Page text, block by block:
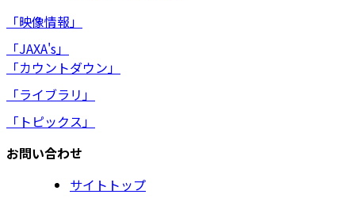
「映像情報」
「JAXA's」
「カウントダウン」
「ライブラリ」
「トピックス」
お問い合わせ
サイトトップ